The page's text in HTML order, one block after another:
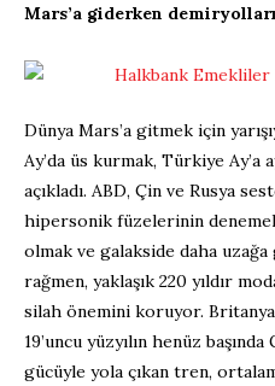
Mars’a giderken
Dünya Mars’a gitmek için
Ay’da üs kurmak, Türkiye Ay’a
açıkladı. ABD, Çin ve Rusya
hipersonik füzelerinin
olmak ve galakside daha uzağa
rağmen, yaklaşık 220 yıldır
silah önemini koruyor.
19’uncu yüzyılın henüz
gücüyle yola çıkan tren,